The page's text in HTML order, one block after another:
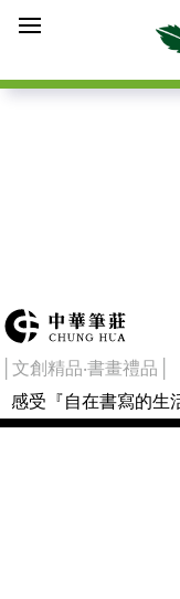
│文創精品‧書畫禮品│
感受『自在書寫的生